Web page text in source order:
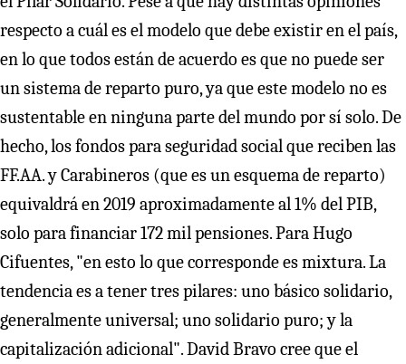
respecto a cuál es el modelo que debe existir en el país,
en lo que todos están de acuerdo es que no puede ser
un sistema de reparto puro, ya que este modelo no es
sustentable en ninguna parte del mundo por sí solo. De
hecho, los fondos para seguridad social que reciben las
FF.AA. y Carabineros (que es un esquema de reparto)
equivaldrá en 2019 aproximadamente al 1% del PIB,
solo para financiar 172 mil pensiones. Para Hugo
Cifuentes, "en esto lo que corresponde es mixtura. La
tendencia es a tener tres pilares: uno básico solidario,
generalmente universal; uno solidario puro; y la
capitalización adicional". David Bravo cree que el